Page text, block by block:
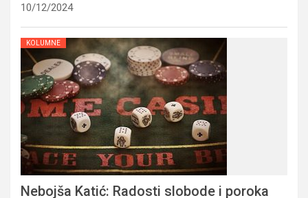
10/12/2024
KOLUMNE
Nebojša Katić: Radosti slobode i poroka